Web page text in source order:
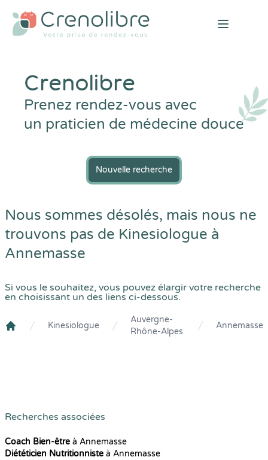
Open
Crenolibre
Prenez rendez-vous avec
un praticien de médecine douce
Nouvelle recherche
Nous sommes désolés, mais nous ne
trouvons pas de Kinesiologue à
Annemasse
Si vous le souhaitez, vous pouvez élargir votre recherche
en choisissant un des liens ci-dessous.
Kinesiologue
Auvergne-
Rhône-Alpes
Annemasse
Recherches associées
Coach Bien-être à Annemasse
Diététicien Nutritionniste à Annemasse